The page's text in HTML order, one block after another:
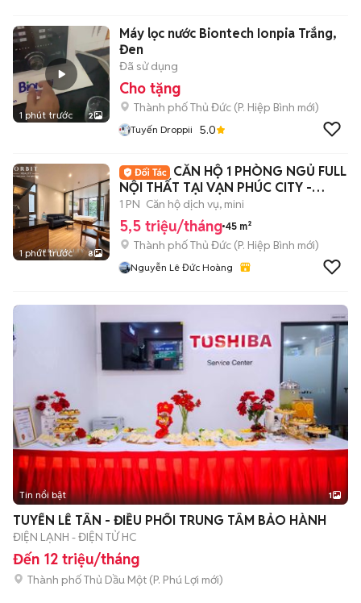
1 phút trước 2
Máy lọc nước Biontech Ionpia Trắng,
Đen
Đã sử dụng
Cho tặng
Thành phố Thủ Đức (P. Hiệp Bình mới)
Tuyến Droppii 5.0
1 phút trước 8
CĂN HỘ 1 PHÒNG NGỦ FULL
NỘI THẤT TẠI VẠN PHÚC CITY -
GIAGAMALL
1 PN Căn hộ dịch vụ, mini
5,5 triệu/tháng 45 m²
Thành phố Thủ Đức (P. Hiệp Bình mới)
Nguyễn Lê Đức Hoàng
Tin nổi bật 1
TUYỂN LỄ TÂN - ĐIỀU PHỐI TRUNG TÂM BẢO HÀNH
ĐIỆN LẠNH - ĐIỆN TỬ HC
Đến 12 triệu/tháng
Thành phố Thủ Dầu Một (P. Phú Lợi mới)